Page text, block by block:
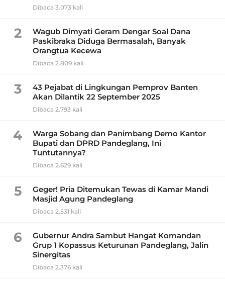
Dibaca 3.073 kali
2
Wagub Dimyati Geram Dengar Soal Dana
Paskibraka Diduga Bermasalah, Banyak
Orangtua Kecewa
Dibaca 2.809 kali
3
43 Pejabat di Lingkungan Pemprov Banten
Akan Dilantik 22 September 2025
Dibaca 2.793 kali
4
Warga Sobang dan Panimbang Demo Kantor
Bupati dan DPRD Pandeglang, Ini
Tuntutannya?
Dibaca 2.629 kali
5
Geger! Pria Ditemukan Tewas di Kamar Mandi
Masjid Agung Pandeglang
Dibaca 2.531 kali
6
Gubernur Andra Sambut Hangat Komandan
Grup 1 Kopassus Keturunan Pandeglang, Jalin
Sinergitas
Dibaca 2.376 kali